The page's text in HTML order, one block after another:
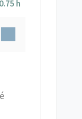
0.75 h